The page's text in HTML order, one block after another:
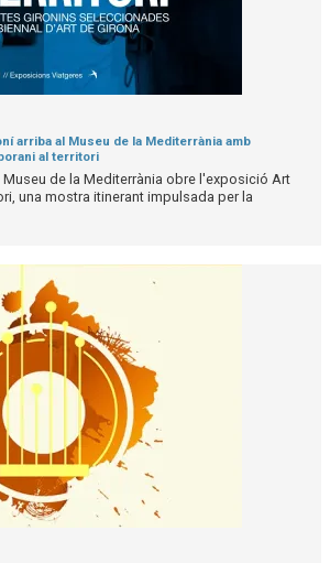
arriba al Museu de la Mediterrània amb
al territori
de la Mediterrània obre l'exposició Art
una mostra itinerant impulsada per la